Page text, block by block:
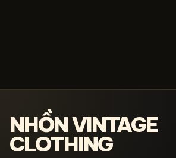
NHỒN VINTAGE
CLOTHING